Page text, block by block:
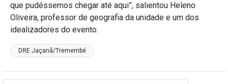
que pudéssemos chegar até aqui”, salientou Heleno
Oliveira, professor de geografia da unidade e um dos
idealizadores do evento.
DRE Jaçanã/Tremembé